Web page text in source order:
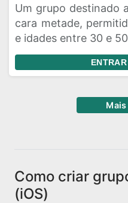
Um grupo destinado
cara metade,
e idades entre 30 e
Como criar
(iOS)